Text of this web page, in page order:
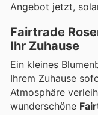
Angebot jetzt,
Fairtrade
Ihr Zuhause
Ein kleines
Ihrem Zuhause
Atmosphäre
wunderschöne